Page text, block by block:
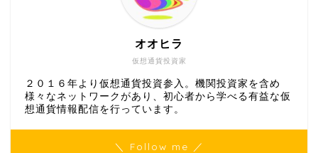
仮想通貨投資家
オオヒラ
２０１６年より仮想通貨投資参入。機関投資家を含め
様々なネットワークがあり、初心者から学べる有益な仮
想通貨情報配信を行っています。
＼ Follow me ／